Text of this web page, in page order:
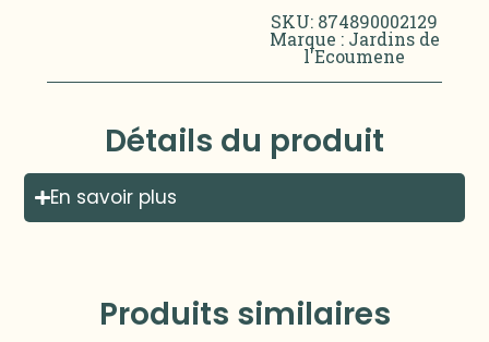
SKU: 874890002129
Marque : Jardins de
l'Ecoumene
Détails du produit
En savoir plus
Produits similaires